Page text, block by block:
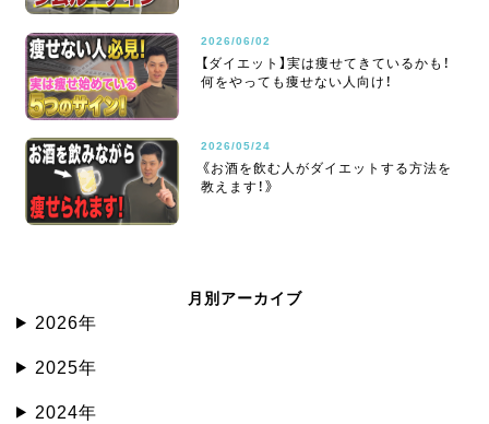
2026/06/02
【ダイエット】実は痩せてきているかも！
何をやっても痩せない人向け！
2026/05/24
《お酒を飲む人がダイエットする方法を
教えます！》
月別アーカイブ
2026年
2025年
2024年